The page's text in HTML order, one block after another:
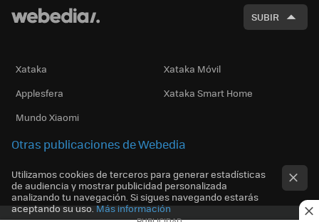
SUBIR
Xataka
Xataka Móvil
Applesfera
Xataka Smart Home
Mundo Xiaomi
Otras publicaciones de Webedia
Utilizamos cookies de terceros para generar estadísticas
de audiencia y mostrar publicidad personalizada
analizando tu navegación. Si sigues navegando estarás
aceptando su uso. Más información